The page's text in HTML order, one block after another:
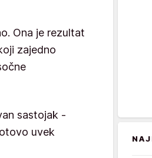
Ona je rezultat
zajedno
sastojak -
uvek